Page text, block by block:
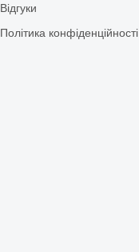
Відгуки
Політика конфіденційності